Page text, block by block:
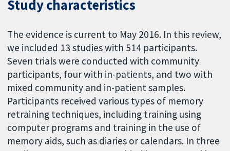
Study characteristics
The evidence is current to May 2016. In this review,
we included 13 studies with 514 participants.
Seven trials were conducted with community
participants, four with in-patients, and two with
mixed community and in-patient samples.
Participants received various types of memory
retraining techniques, including training using
computer programs and training in the use of
memory aids, such as diaries or calendars. In three